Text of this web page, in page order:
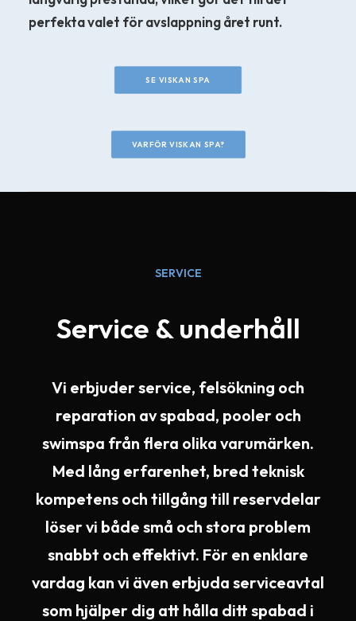
perfekta valet för avslappning året runt.
SE VISKAN SPA
VARFÖR VISKAN SPA?
SERVICE
Service & underhåll
Vi erbjuder service, felsökning och
reparation av spabad, pooler och
swimspa från flera olika varumärken.
Med lång erfarenhet, bred teknisk
kompetens och tillgång till reservdelar
löser vi både små och stora problem
snabbt och effektivt. För en enklare
vardag kan vi även erbjuda serviceavtal
som hjälper dig att hålla ditt spabad i